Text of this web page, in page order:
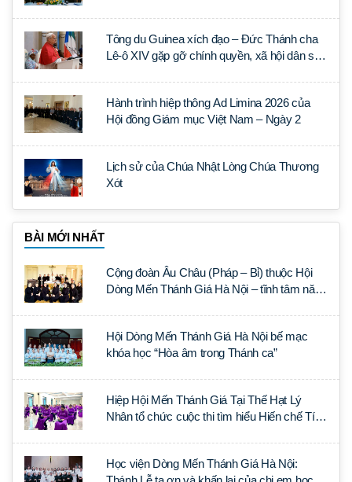
Tông du Guinea xích đạo – Đức Thánh cha
Lê-ô XIV gặp gỡ chính quyền, xã hội dân sự
Hành trình hiệp thông Ad Limina 2026 của
Hội đồng Giám mục Việt Nam – Ngày 2
Lịch sử của Chúa Nhật Lòng Chúa Thương
Xót
BÀI MỚI NHẤT
Cộng đoàn Âu Châu (Pháp – Bỉ) thuộc Hội
Dòng Mến Thánh Giá Hà Nội – tĩnh tâm năm
Hội Dòng Mến Thánh Giá Hà Nội bế mạc
khóa học “Hòa âm trong Thánh ca”
Hiệp Hội Mến Thánh Giá Tại Thế Hạt Lý
Nhân tổ chức cuộc thi tìm hiểu Hiến chế Tín
Học viện Dòng Mến Thánh Giá Hà Nội: